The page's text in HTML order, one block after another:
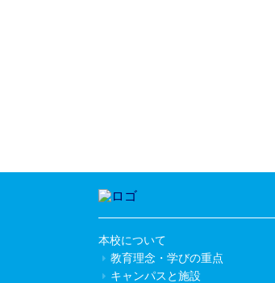
本校について
教育理念・学びの重点
キャンパスと施設